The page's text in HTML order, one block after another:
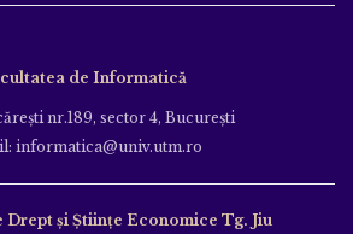
de Informatică
nr.189, sector 4, Bucureşti
informatica@univ.utm.ro
Drept și Științe Economice Tg. Jiu